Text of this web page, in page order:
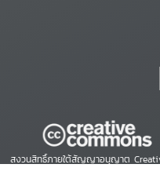
สงวนสิทธิ์ภายใต้สัญญาอนุญาต